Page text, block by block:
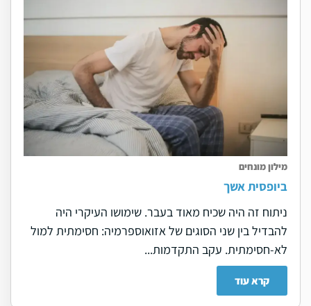
מילון מונחים
ביופסית אשך
ניתוח זה היה שכיח מאוד בעבר. שימושו העיקרי היה
להבדיל בין שני הסוגים של אזואוספרמיה: חסימתית למול
לא-חסימתית. עקב התקדמות...
קרא עוד